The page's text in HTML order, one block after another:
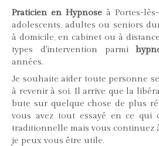
Praticien en Hypnose à Portes-
adolescents, adultes ou seniors
à domicile, en cabinet ou à
types d'intervention parmi
années.
Je souhaite aider toute personne
à revenir à soi. Il arrive que la
bute sur quelque chose de plus
vous avez tout essayé en ce qui
traditionnelle mais vous continuez
je peux vous être utile.